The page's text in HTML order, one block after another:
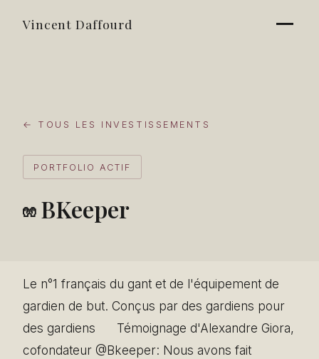
Vincent Daffourd
← TOUS LES INVESTISSEMENTS
PORTFOLIO ACTIF
🧤 BKeeper
Le n°1 français du gant et de l'équipement de
gardien de but. Conçus par des gardiens pour
des gardiens ‍‍ ️ ️ ️ ️ ‍Témoignage d'Alexandre Giora,
cofondateur @Bkeeper: Nous avons fait